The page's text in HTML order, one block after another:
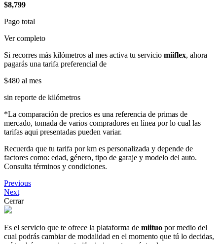
$8,799
Pago total
Ver completo
Si recorres más kilómetros al mes activa tu servicio miiflex, ahora
pagarás una tarifa preferencial de
$480 al mes
sin reporte de kilómetros
*La comparación de precios es una referencia de primas de
mercado, tomada de varios compradores en línea por lo cual las
tarifas aqui presentadas pueden variar.
Recuerda que tu tarifa por km es personalizada y depende de
factores como: edad, género, tipo de garaje y modelo del auto.
Consulta términos y condiciones.
Previous
Next
Cerrar
Es el servicio que te ofrece la plataforma de miituo por medio del
cual podrás cambiar de modalidad en el momento que tú lo decidas,